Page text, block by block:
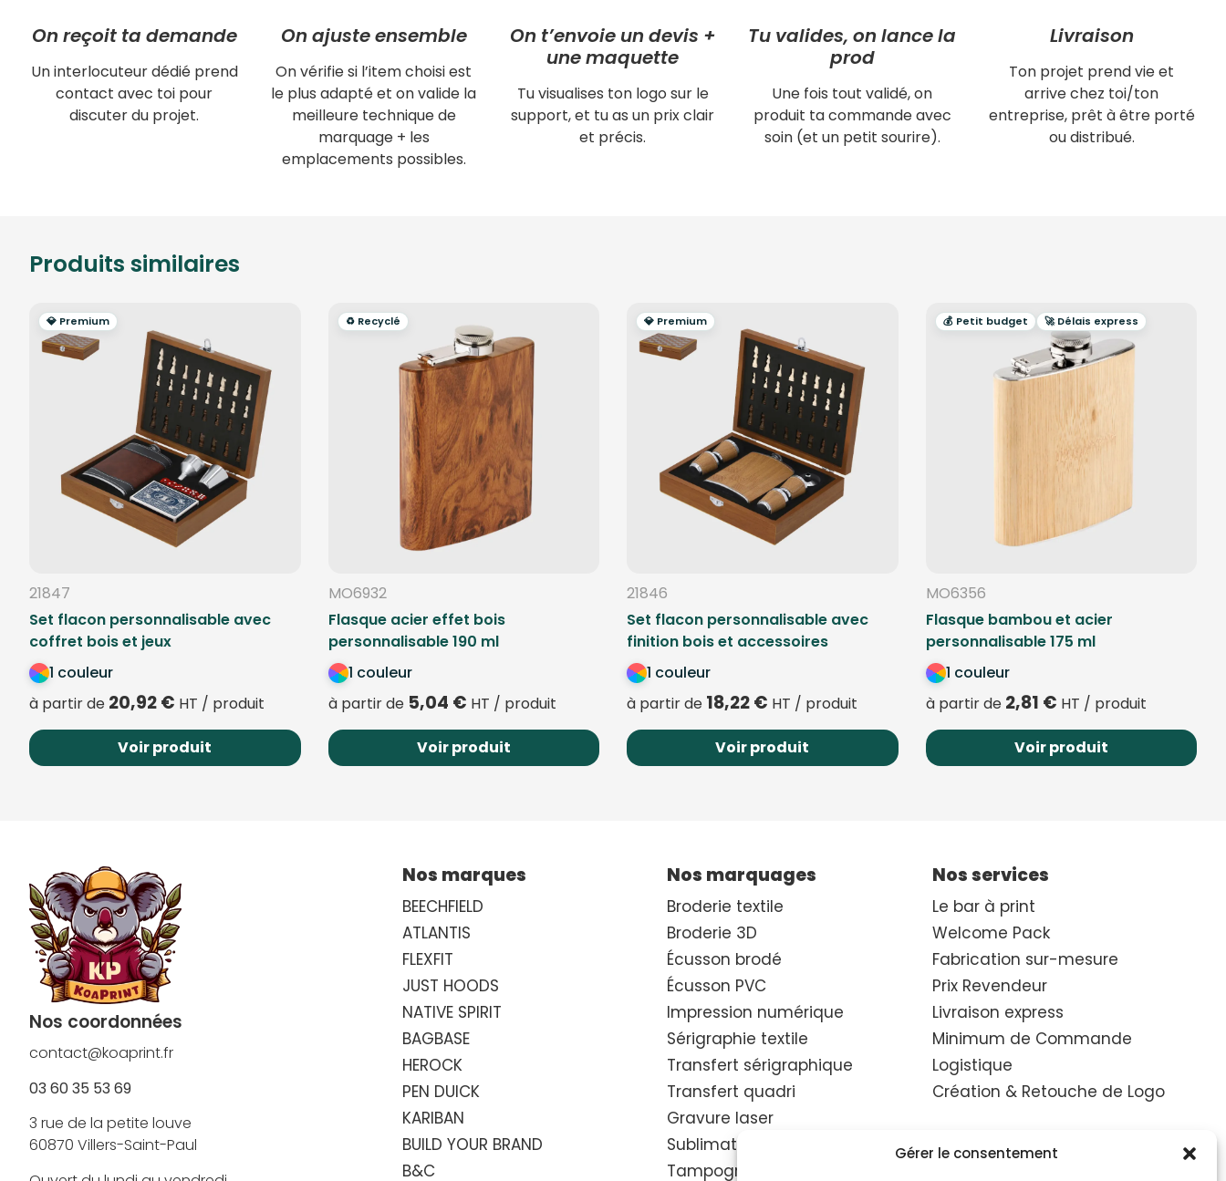
Gérer le consentement
On reçoit ta demande
Un interlocuteur dédié prend
contact avec toi pour
discuter du projet.
On ajuste ensemble
On vérifie si l’item choisi est
le plus adapté et on valide la
meilleure technique de
marquage + les
emplacements possibles.
On t’envoie un devis +
une maquette
Tu visualises ton logo sur le
support, et tu as un prix clair
et précis.
Tu valides, on lance la
prod
Une fois tout validé, on
produit ta commande avec
soin (et un petit sourire).
Livraison
Ton projet prend vie et
arrive chez toi/ton
entreprise, prêt à être porté
ou distribué.
Produits similaires
💎 Premium
21847
Set flacon personnalisable avec
coffret bois et jeux
1 couleur
à partir de 20,92€ HT / produit
Voir produit
♻️ Recyclé
MO6932
Flasque acier effet bois
personnalisable 190 ml
1 couleur
à partir de 5,04 € HT / produit
Voir produit
💎 Premium
21846
Set flacon personnalisable avec
finition bois et accessoires
1 couleur
à partir de 18,22€ HT / produit
Voir produit
💰 Petit budget 🚀 Délais express
MO6356
Flasque bambou et acier
personnalisable 175 ml
1 couleur
à partir de 2,81 € HT / produit
Voir produit
Nos coordonnées
contact@koaprint.fr
03 60 35 53 69
3 rue de la petite louve
60870 Villers-Saint-Paul
Nos marques
BEECHFIELD
ATLANTIS
FLEXFIT
JUST HOODS
NATIVE SPIRIT
BAGBASE
HEROCK
PEN DUICK
KARIBAN
BUILD YOUR BRAND
B&C
Nos marquages
Broderie textile
Broderie 3D
Écusson brodé
Écusson PVC
Impression numérique
Sérigraphie textile
Transfert sérigraphique
Transfert quadri
Gravure laser
Sublimation thermique
Tampographie
Nos services
Le bar à print
Welcome Pack
Fabrication sur-mesure
Prix Revendeur
Livraison express
Minimum de Commande
Logistique
Création & Retouche de Logo